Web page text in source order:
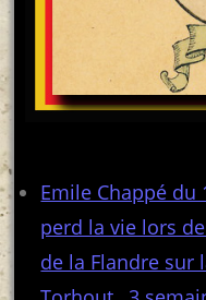
Emile Chappé du
perd la vie lors
de la Flandre sur